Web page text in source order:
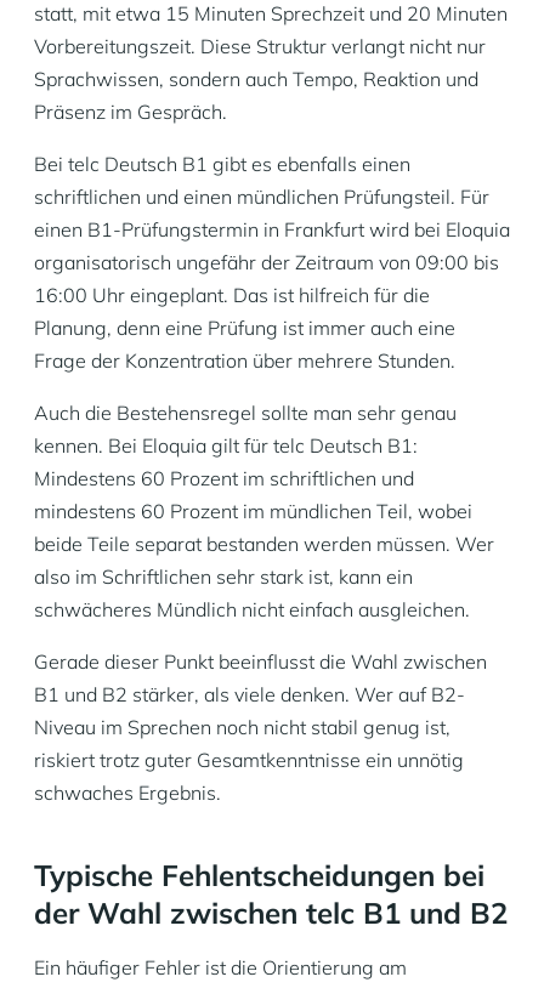
statt, mit etwa 15 Minuten Sprechzeit und 20 Minuten
Vorbereitungszeit. Diese Struktur verlangt nicht nur
Sprachwissen, sondern auch Tempo, Reaktion und
Präsenz im Gespräch.
Bei telc Deutsch B1 gibt es ebenfalls einen
schriftlichen und einen mündlichen Prüfungsteil. Für
einen B1-Prüfungstermin in Frankfurt wird bei Eloquia
organisatorisch ungefähr der Zeitraum von 09:00 bis
16:00 Uhr eingeplant. Das ist hilfreich für die
Planung, denn eine Prüfung ist immer auch eine
Frage der Konzentration über mehrere Stunden.
Auch die Bestehensregel sollte man sehr genau
kennen. Bei Eloquia gilt für telc Deutsch B1:
Mindestens 60 Prozent im schriftlichen und
mindestens 60 Prozent im mündlichen Teil, wobei
beide Teile separat bestanden werden müssen. Wer
also im Schriftlichen sehr stark ist, kann ein
schwächeres Mündlich nicht einfach ausgleichen.
Gerade dieser Punkt beeinflusst die Wahl zwischen
B1 und B2 stärker, als viele denken. Wer auf B2-
Niveau im Sprechen noch nicht stabil genug ist,
riskiert trotz guter Gesamtkenntnisse ein unnötig
schwaches Ergebnis.
Typische Fehlentscheidungen bei
der Wahl zwischen telc B1 und B2
Ein häufiger Fehler ist die Orientierung am